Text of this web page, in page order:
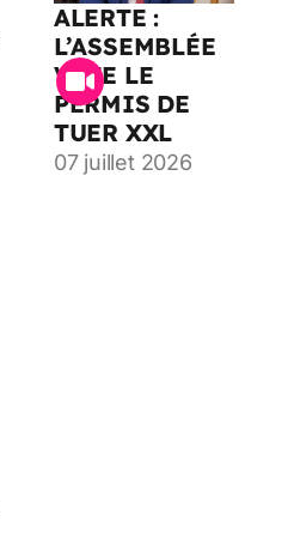
ALERTE :
L’ASSEMBLÉE
VOTE LE
PERMIS DE
TUER XXL
07 juillet 2026